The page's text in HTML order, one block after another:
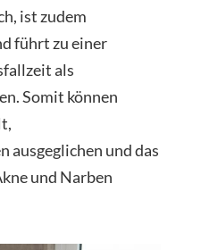
ist zudem
führt zu einer
als
Somit können
ausgeglichen und das
und Narben